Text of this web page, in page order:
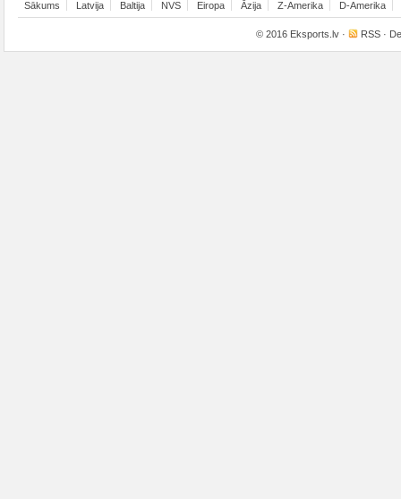
Sākums Latvija Baltija NVS Eiropa Āzija Z-Amerika D-Amerika
© 2016 Eksports.lv · RSS ·